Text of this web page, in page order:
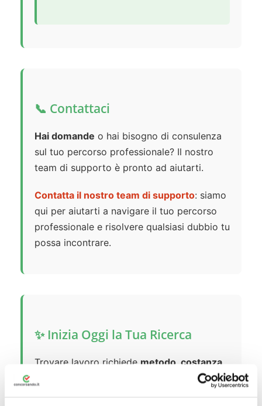
📞 Contattaci
Hai domande o hai bisogno di consulenza
sul tuo percorso professionale? Il nostro
team di supporto è pronto ad aiutarti.
Contatta il nostro team di supporto: siamo
qui per aiutarti a navigare il tuo percorso
professionale e risolvere qualsiasi dubbio tu
possa incontrare.
✨ Inizia Oggi la Tua Ricerca
Trovare lavoro richiede metodo, costanza
. Che tu stia cercando